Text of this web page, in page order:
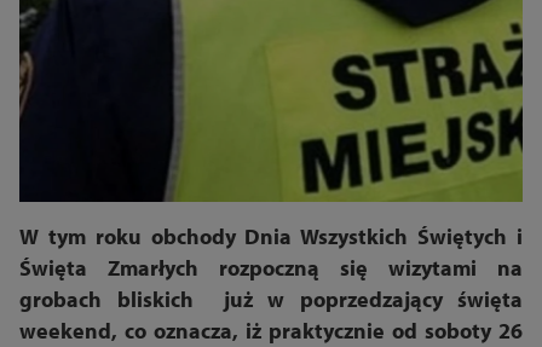
W tym roku obchody Dnia Wszystkich Świętych i
Święta Zmarłych rozpoczną się wizytami na
grobach bliskich już w poprzedzający święta
weekend, co oznacza, iż praktycznie od soboty 26